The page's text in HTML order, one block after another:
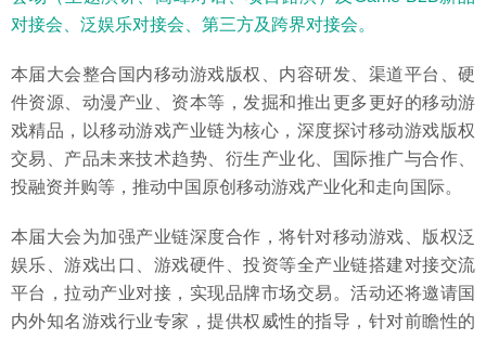
对接会、泛娱乐对接会、第三方及跨界对接会。
本届大会整合国内移动游戏版权、内容研发、渠道平台、硬
件资源、动漫产业、资本等，发掘和推出更多更好的移动游
戏精品，以移动游戏产业链为核心，深度探讨移动游戏版权
交易、产品未来技术趋势、衍生产业化、国际推广与合作、
投融资并购等，推动中国原创移动游戏产业化和走向国际。
本届大会为加强产业链深度合作，将针对移动游戏、版权泛
娱乐、游戏出口、游戏硬件、投资等全产业链搭建对接交流
平台，拉动产业对接，实现品牌市场交易。活动还将邀请国
内外知名游戏行业专家，提供权威性的指导，针对前瞻性的